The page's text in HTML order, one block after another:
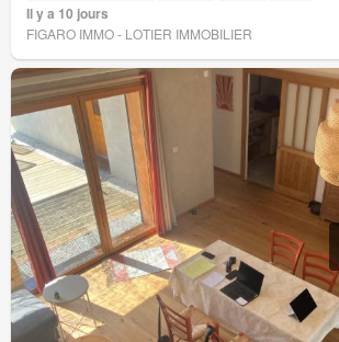
Il y a 10 jours
FIGARO IMMO - LOTIER IMMOBILIER